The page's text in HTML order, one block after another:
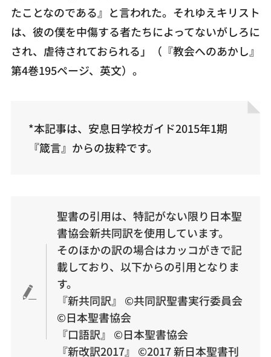
たことなのである』と言われた。それゆえキリスト
は、彼の僕を中傷する者たちによってないがしろに
され、虐待されておられる」（『教会へのあかし』
第4巻195ページ、英文）。
*本記事は、安息日学校ガイド2015年1期
『箴言』からの抜粋です。
聖書の引用は、特記がない限り日本聖
書協会新共同訳を使用しています。
そのほかの訳の場合はカッコがきで記
載しており、以下からの引用となりま
す。
『新共同訳』 ©︎共同訳聖書実行委員会
©︎日本聖書協会
『口語訳』 ©︎日本聖書協会
『新改訳2017』 ©2017 新日本聖書刊